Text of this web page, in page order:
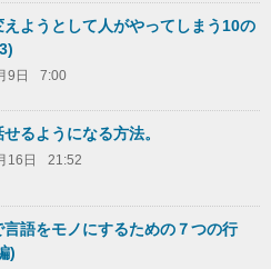
えようとして人がやってしまう10の
9日 7:00
るようになる方法。
16日 21:52
言語をモノにするための７つの行
)